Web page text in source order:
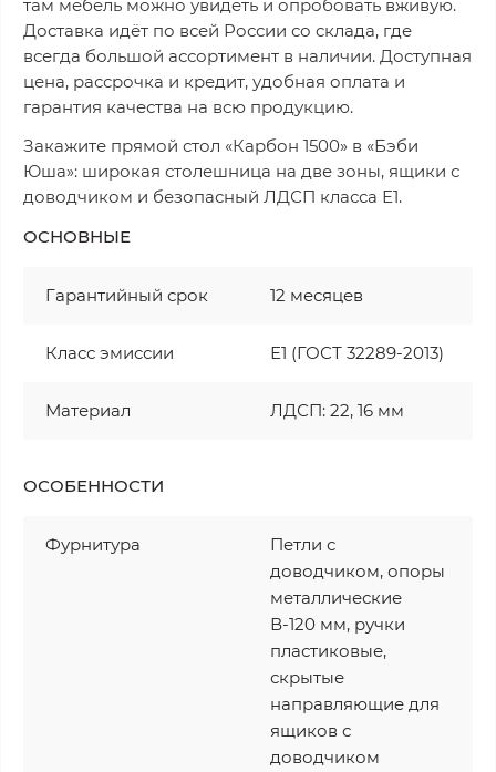
там мебель можно увидеть и опробовать вживую.
Доставка идёт по всей России со склада, где
всегда большой ассортимент в наличии. Доступная
цена, рассрочка и кредит, удобная оплата и
гарантия качества на всю продукцию.
Закажите прямой стол «Карбон 1500» в «Бэби
Юша»: широкая столешница на две зоны, ящики с
доводчиком и безопасный ЛДСП класса Е1.
ОСНОВНЫЕ
Гарантийный срок 12 месяцев
Класс эмиссии Е1 (ГОСТ 32289-2013)
Материал ЛДСП: 22, 16 мм
ОСОБЕННОСТИ
Фурнитура
Петли с
доводчиком, опоры
металлические
В-120 мм, ручки
пластиковые,
скрытые
направляющие для
ящиков с
доводчиком